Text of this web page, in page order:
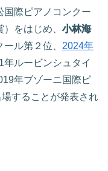
国際ピアノコンクー
）をはじめ、小林海
ル第２位、 2024年
年ルービンシュタイ
年ブゾーニ国際ピ
することが発表され